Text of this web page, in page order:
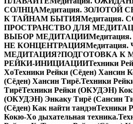
СОЛНЦАМедитация. ЗОЛОТОЙ
К ТАЙНАМ БЫТИЯМедитация.
ПРОСТРАНСТВО ДЛЯ
ВЫБОР МЕДИТАЦИИ
НЕ КОНЦЕНТРАЦИЯ
МЕДИТАЦИЯ?ПОДГОТОВКА К
РЕЙКИ-ИНИЦИАЦИИТехники
ХоТехники Рейки (Сёден) Хансин
(Сёден) Хансин Тирё.Техники
ТирёТехники Рейки (ОКУДЭН)
(ОКУДЭН) Энкаку Тирё (Сансин
(Сёден) Как найти тандэнТехники
Кокю-Хо дыхательная техника.